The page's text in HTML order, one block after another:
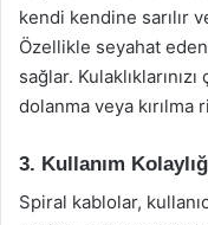
kendi kendine sarılır
Özellikle seyahat
sağlar.
dolanma veya kırılma
3. Kullanım
Spiral kablolar,